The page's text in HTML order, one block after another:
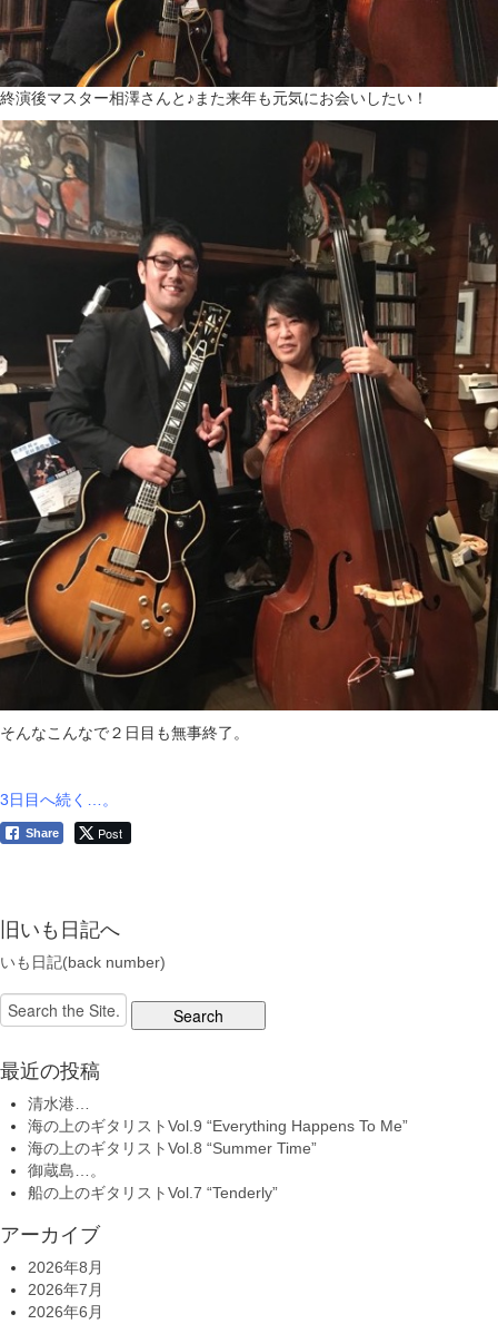
終演後マスター相澤さんと♪また来年も元気にお会いしたい！
そんなこんなで２日目も無事終了。
3日目へ続く…。
Share Post
旧いも日記へ
いも日記(back number)
Search
for:
最近の投稿
清水港…
海の上のギタリストVol.9 “Everything Happens To Me”
海の上のギタリストVol.8 “Summer Time”
御蔵島…。
船の上のギタリストVol.7 “Tenderly”
アーカイブ
2026年8月
2026年7月
2026年6月